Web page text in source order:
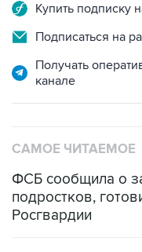
Купить подписку
Подписаться на
Получать
канале
САМОЕ ЧИТАЕМОЕ
ФСБ сообщила о
подростков,
Росгвардии